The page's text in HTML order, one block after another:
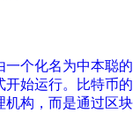
一个化名为中本聪的
开始运行。比特币的
机构，而是通过区块